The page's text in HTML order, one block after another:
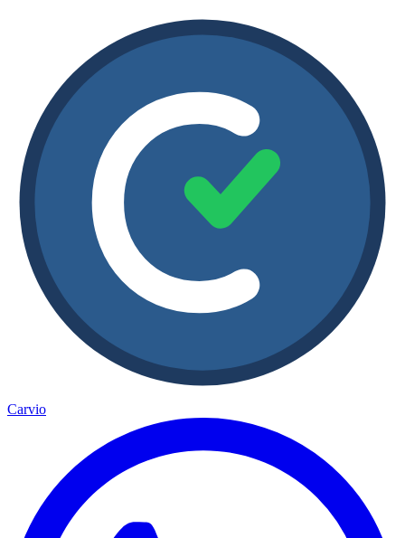
Carvio